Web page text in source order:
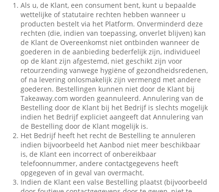
Als u, de Klant, een consument bent, kunt u bepaalde
wettelijke of statutaire rechten hebben wanneer u
producten bestelt via het Platform. Onverminderd deze
rechten (die, indien van toepassing, onverlet blijven) kan
de Klant de Overeenkomst niet ontbinden wanneer de
goederen in de aanbieding bederfelijk zijn, individueel
op de klant zijn afgestemd, niet geschikt zijn voor
retourzending vanwege hygiëne of gezondheidsredenen,
of na levering onlosmakelijk zijn vermengd met andere
goederen. Bestellingen kunnen niet door de Klant bij
Takeaway.com worden geannuleerd. Annulering van de
Bestelling door de Klant bij het Bedrijf is slechts mogelijk
indien het Bedrijf expliciet aangeeft dat Annulering van
de Bestelling door de Klant mogelijk is.
Het Bedrijf heeft het recht de Bestelling te annuleren
indien bijvoorbeeld het Aanbod niet meer beschikbaar
is, de Klant een incorrect of onbereikbaar
telefoonnummer, andere contactgegevens heeft
opgegeven of in geval van overmacht.
Indien de Klant een valse Bestelling plaatst (bijvoorbeeld